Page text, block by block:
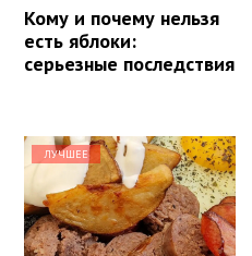
Кому и почему нельзя
есть яблоки:
серьезные последствия
ЛУЧШЕЕ